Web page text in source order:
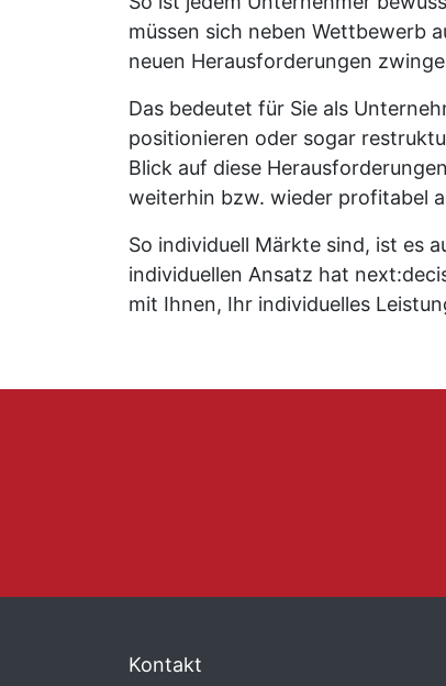
müssen sich neben Wettbewerb
neuen Herausforderungen
Das bedeutet für Sie als
positionieren oder sogar
Blick auf diese
weiterhin bzw. wieder profitabel
So individuell Märkte sind, ist es
individuellen Ansatz hat
mit Ihnen, Ihr individuelles
Kontakt